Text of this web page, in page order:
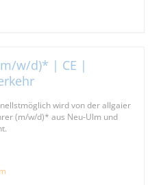
w/d)* | CE |
wird von der allgaier
(m/w/d)* aus Neu-Ulm und